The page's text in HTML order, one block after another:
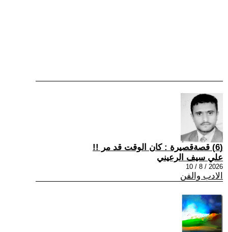
(6) قصةقصيرة : كان الوقت قد مر !!
علي سيف الرعيني
2026 / 8 / 10
الادب والفن